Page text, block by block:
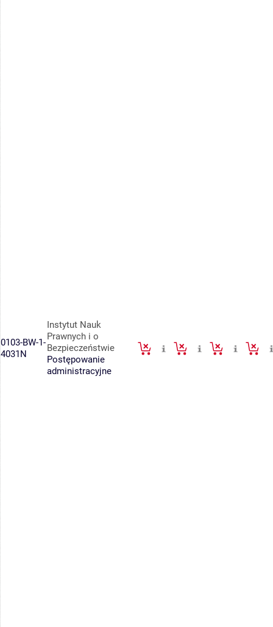
0103-BW-1-
4031N
Instytut Nauk
Prawnych i o
Bezpieczeństwie
Postępowanie
administracyjne